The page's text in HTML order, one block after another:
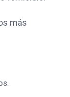
más